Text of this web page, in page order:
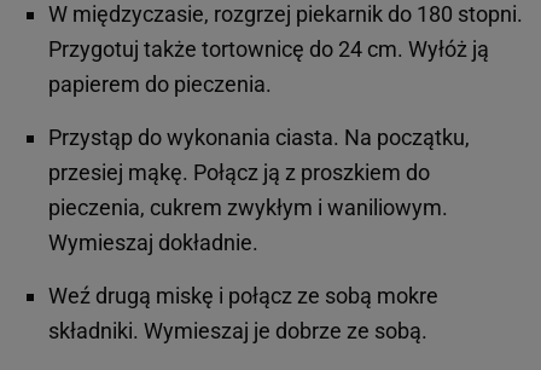
W międzyczasie, rozgrzej piekarnik do 180 stopni.
Przygotuj także tortownicę do 24 cm. Wyłóż ją
papierem do pieczenia.
Przystąp do wykonania ciasta. Na początku,
przesiej mąkę. Połącz ją z proszkiem do
pieczenia, cukrem zwykłym i waniliowym.
Wymieszaj dokładnie.
Weź drugą miskę i połącz ze sobą mokre
składniki. Wymieszaj je dobrze ze sobą.